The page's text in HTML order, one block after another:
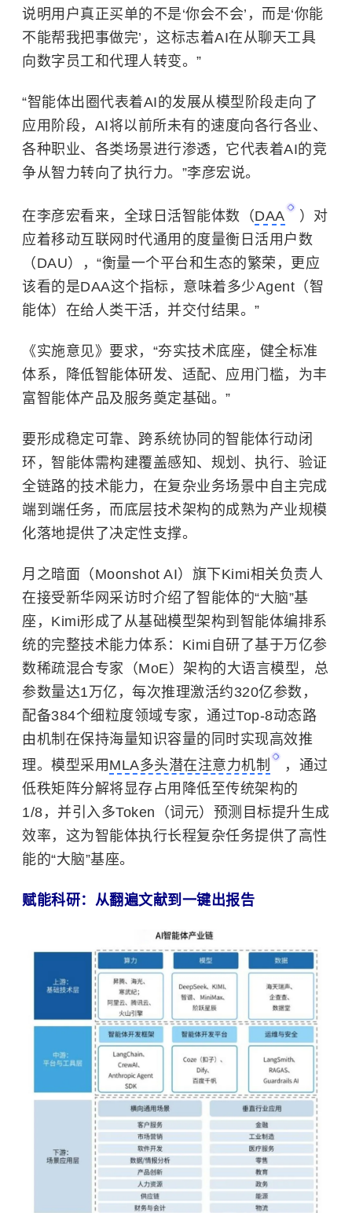
说明用户真正买单的不是‘你会不会’，而是‘你能
不能帮我把事做完’，这标志着AI在从聊天工具
向数字员工和代理人转变。”
“智能体出圈代表着AI的发展从模型阶段走向了
应用阶段，AI将以前所未有的速度向各行各业、
各种职业、各类场景进行渗透，它代表着AI的竞
争从智力转向了执行力。”李彦宏说。
在李彦宏看来，全球日活智能体数（DAA
）对
应着移动互联网 时代通用的度量衡日活用户数
（DAU），“衡量一个平台和生态的繁荣，更应
该看的是DAA这个指标，意味着多少Agent（智
能体）在给人类干活，并交付结果。”
《实施意见》要求，“夯实技术底座，健全标准
体系，降低智能体研发、适配、应用门槛，为丰
富智能体产品及服务奠定基础。”
要形成稳定可靠、跨系统协同的智能体行动闭
环，智能体需构建覆盖感知、规划、执行、验证
全链路的技术能力，在复杂业务场景中自主完成
端到端任务，而底层技术架构的成熟为产业规模
化落地提供了决定性支撑。
月之暗面（Moonshot AI）旗下Kimi相关负责人
在接受新华网采访时介绍了智能体的“大脑”基
座，Kimi形成了从基础模型架构到智能体编排系
统的完整技术能力体系：Kimi自研了基于万亿参
数稀疏混合专家（MoE）架构的大语言模型，总
参数量达1万亿，每次推理激活约320亿参数，
配备384个细粒度领域专家，通过Top-8动态路
由机制在保持海量知识容量的同时实现高效推
理。模型采用 MLA多头潜在注意力机制
，通过
低秩矩阵分解将显存占用降低至传统架构的
1/8，并引入多Token（词元）预测目标提升生成
效率，这为智能体执行长程复杂任务提供了高性
能的“大脑”基座。
赋能科研：从翻遍文献到一键出报告